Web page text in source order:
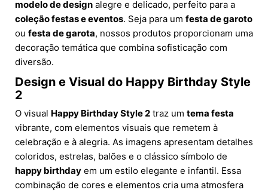
modelo de design alegre e delicado, perfeito para a
coleção festas e eventos. Seja para um festa de garoto
ou festa de garota, nossos produtos proporcionam uma
decoração temática que combina sofisticação com
diversão.
Design e Visual do Happy Birthday Style
2
O visual Happy Birthday Style 2 traz um tema festa
vibrante, com elementos visuais que remetem à
celebração e à alegria. As imagens apresentam detalhes
coloridos, estrelas, balões e o clássico símbolo de
happy birthday em um estilo elegante e infantil. Essa
combinação de cores e elementos cria uma atmosfera